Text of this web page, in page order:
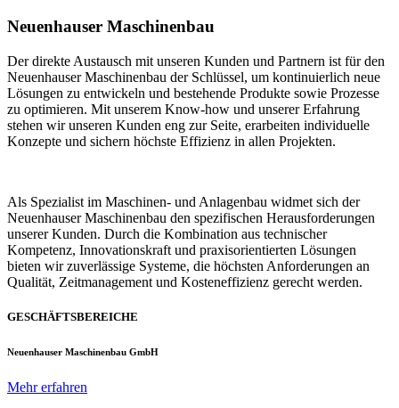
Neuenhauser Maschinenbau
Der direkte Austausch mit unseren Kunden und Partnern ist für den
Neuenhauser Maschinenbau der Schlüssel, um kontinuierlich neue
Lösungen zu entwickeln und bestehende Produkte sowie Prozesse
zu optimieren. Mit unserem Know-how und unserer Erfahrung
stehen wir unseren Kunden eng zur Seite, erarbeiten individuelle
Konzepte und sichern höchste Effizienz in allen Projekten.
Als Spezialist im Maschinen- und Anlagenbau widmet sich der
Neuenhauser Maschinenbau den spezifischen Herausforderungen
unserer Kunden. Durch die Kombination aus technischer
Kompetenz, Innovationskraft und praxisorientierten Lösungen
bieten wir zuverlässige Systeme, die höchsten Anforderungen an
Qualität, Zeitmanagement und Kosteneffizienz gerecht werden.
GESCHÄFTSBEREICHE
Neuenhauser Maschinenbau GmbH
Mehr erfahren